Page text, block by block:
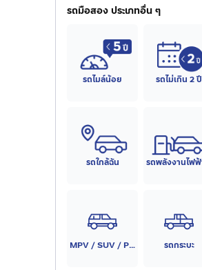
รถมือสอง ประเภทอื่น ๆ
รถไมล์น้อย รถไม่เกิน 2 ปี
รถใกล้ฉัน
MPV / SUV / PPV รถกระบะ